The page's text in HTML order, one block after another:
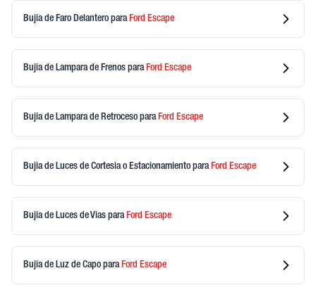
Bujia de Faro Delantero para Ford Escape
Bujia de Lampara de Frenos para Ford Escape
Bujia de Lampara de Retroceso para Ford Escape
Bujia de Luces de Cortesia o Estacionamiento para Ford Escape
Bujia de Luces de Vias para Ford Escape
Bujia de Luz de Capo para Ford Escape